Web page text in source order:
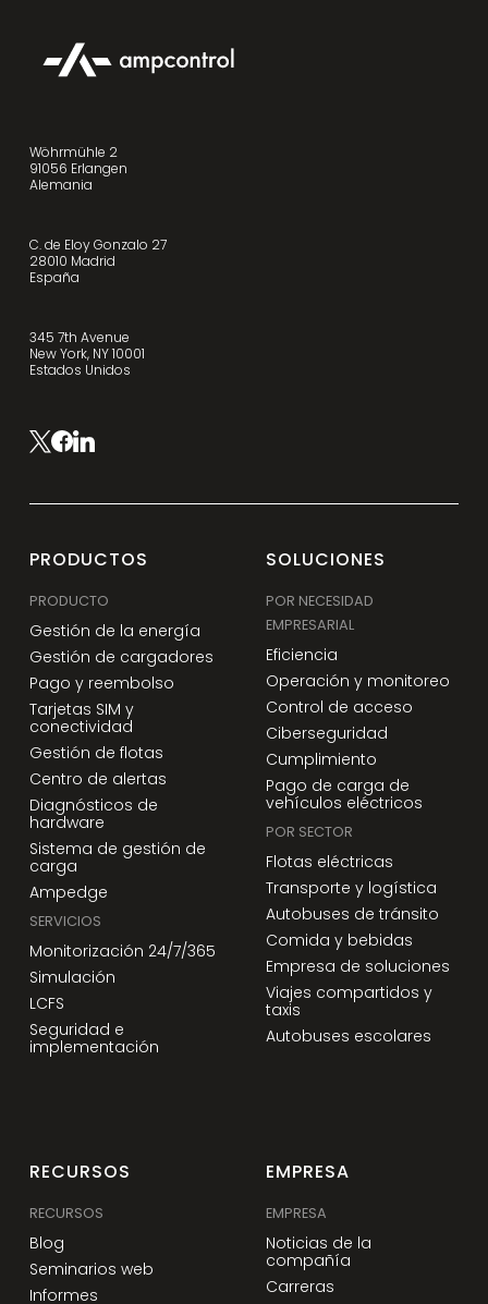
Wöhrmühle 2
91056 Erlangen
Alemania
C. de Eloy Gonzalo 27
28010 Madrid
España
345 7th Avenue
New York, NY 10001
Estados Unidos
PRODUCTOS
PRODUCTO
Gestión de la energía
Gestión de cargadores
Pago y reembolso
Tarjetas SIM y
conectividad
Gestión de flotas
Centro de alertas
Diagnósticos de
hardware
Sistema de gestión de
carga
Ampedge
SERVICIOS
Monitorización 24/7/365
Simulación
LCFS
Seguridad e
implementación
SOLUCIONES
POR NECESIDAD
EMPRESARIAL
Eficiencia
Operación y monitoreo
Control de acceso
Ciberseguridad
Cumplimiento
Pago de carga de
vehículos eléctricos
POR SECTOR
Flotas eléctricas
Transporte y logística
Autobuses de tránsito
Comida y bebidas
Empresa de soluciones
Viajes compartidos y
taxis
Autobuses escolares
RECURSOS
RECURSOS
Blog
Seminarios web
Informes
EMPRESA
EMPRESA
Noticias de la
compañía
Carreras